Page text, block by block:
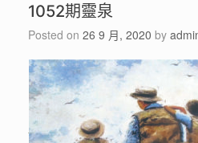
1052期靈泉
Posted on 26 9 月, 2020 by